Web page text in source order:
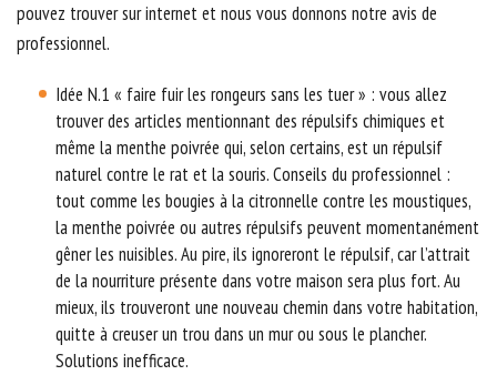
pouvez trouver sur internet et nous vous donnons notre avis de
professionnel.
Idée N.1 « faire fuir les rongeurs sans les tuer » : vous allez
trouver des articles mentionnant des répulsifs chimiques et
même la menthe poivrée qui, selon certains, est un répulsif
naturel contre le rat et la souris. Conseils du professionnel :
tout comme les bougies à la citronnelle contre les moustiques,
la menthe poivrée ou autres répulsifs peuvent momentanément
gêner les nuisibles. Au pire, ils ignoreront le répulsif, car l’attrait
de la nourriture présente dans votre maison sera plus fort. Au
mieux, ils trouveront une nouveau chemin dans votre habitation,
quitte à creuser un trou dans un mur ou sous le plancher.
Solutions inefficace.